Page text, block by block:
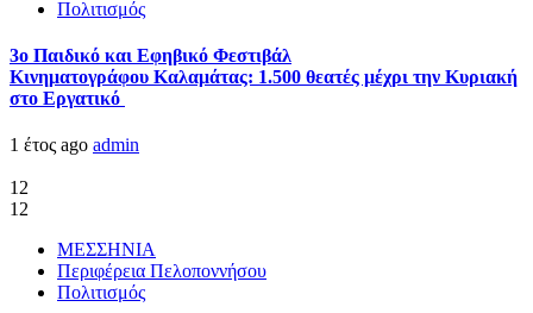
Πολιτισμός
3ο Παιδικό και Εφηβικό Φεστιβάλ
Κινηματογράφου Καλαμάτας: 1.500 θεατές μέχρι την Κυριακή
στο Εργατικό
1 έτος ago admin
12
12
ΜΕΣΣΗΝΙΑ
Περιφέρεια Πελοποννήσου
Πολιτισμός